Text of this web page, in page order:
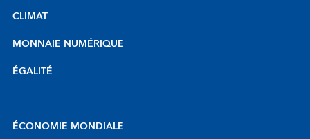
CLIMAT
MONNAIE NUMÉRIQUE
ÉGALITÉ
ÉCONOMIE MONDIALE